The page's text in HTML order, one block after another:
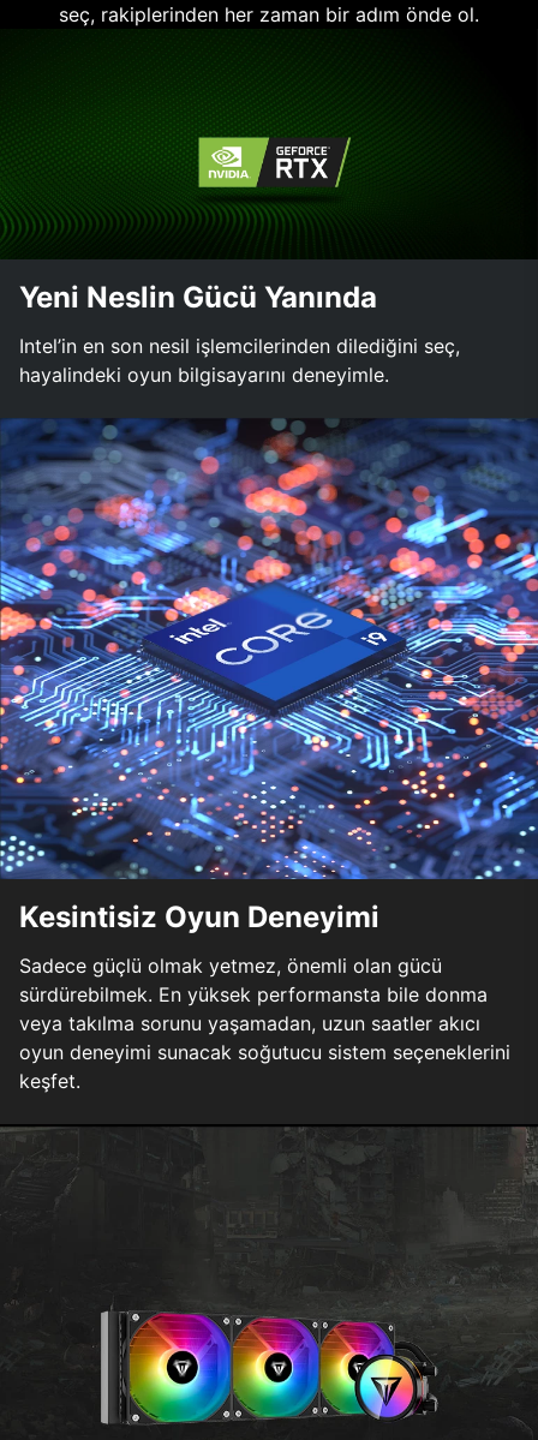
seç, rakiplerinden her zaman bir adım önde ol.
Yeni Neslin Gücü Yanında
Intel’in en son nesil işlemcilerinden dilediğini seç,
hayalindeki oyun bilgisayarını deneyimle.
Kesintisiz Oyun Deneyimi
Sadece güçlü olmak yetmez, önemli olan gücü
sürdürebilmek. En yüksek performansta bile donma
veya takılma sorunu yaşamadan, uzun saatler akıcı
oyun deneyimi sunacak soğutucu sistem seçeneklerini
keşfet.